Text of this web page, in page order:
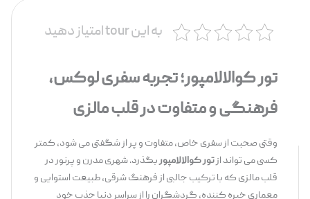
به این tour امتیاز دهید
تور کوالالامپور؛ تجربه سفری لوکس،
فرهنگی و متفاوت در قلب مالزی
وقتی صحبت از سفری خاص، متفاوت و پر از شگفتی می ‌شود، کمتر
کسی می ‌تواند ازتور کوالالامپوربگذرد. شهری مدرن و پرنور در
قلب مالزی که با ترکیب جالبی از فرهنگ شرقی، طبیعت استوایی و
معماری خیره‌ کننده، گردشگران را از سراسر دنیا جذب خود